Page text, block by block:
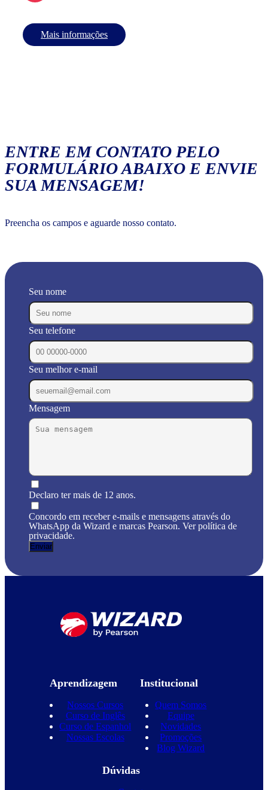
Mais informações
ENTRE EM CONTATO PELO
FORMULÁRIO ABAIXO E ENVIE
SUA MENSAGEM!
Preencha os campos e aguarde nosso contato.
Seu nome
Seu telefone
Seu melhor e-mail
Mensagem
Declaro ter mais de 12 anos.
Concordo em receber e-mails e mensagens através do
WhatsApp da Wizard e marcas Pearson. Ver política de
privacidade.
Aprendizagem
Nossos Cursos
Curso de Inglês
Curso de Espanhol
Nossas Escolas
Institucional
Quem Somos
Equipe
Novidades
Promoções
Blog Wizard
Dúvidas